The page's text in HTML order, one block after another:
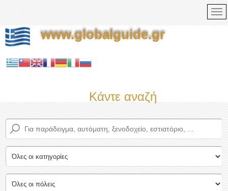
www.globalguide.gr
Κάντε αναζήτηση τώρα